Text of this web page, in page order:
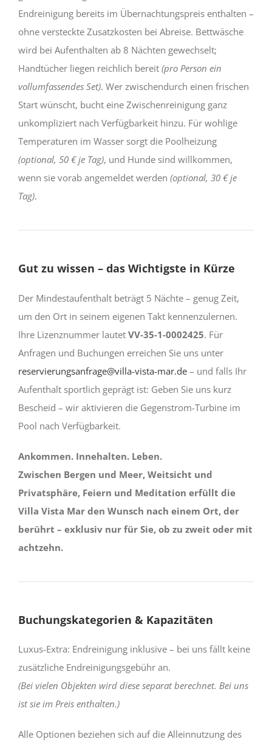
Endreinigung bereits im Übernachtungspreis enthalten –
ohne versteckte Zusatzkosten bei Abreise. Bettwäsche
wird bei Aufenthalten ab 8 Nächten gewechselt;
Handtücher liegen reichlich bereit (pro Person ein
vollumfassendes Set). Wer zwischendurch einen frischen
Start wünscht, bucht eine Zwischenreinigung ganz
unkompliziert nach Verfügbarkeit hinzu. Für wohlige
Temperaturen im Wasser sorgt die Poolheizung
(optional, 50 € je Tag), und Hunde sind willkommen,
wenn sie vorab angemeldet werden (optional, 30 € je
Tag).
Gut zu wissen – das Wichtigste in Kürze
Der Mindestaufenthalt beträgt 5 Nächte – genug Zeit,
um den Ort in seinem eigenen Takt kennenzulernen.
Ihre Lizenznummer lautet VV-35-1-0002425. Für
Anfragen und Buchungen erreichen Sie uns unter
reservierungsanfrage@villa-vista-mar.de – und falls Ihr
Aufenthalt sportlich geprägt ist: Geben Sie uns kurz
Bescheid – wir aktivieren die Gegenstrom-Turbine im
Pool nach Verfügbarkeit.
Ankommen. Innehalten. Leben.
Zwischen Bergen und Meer, Weitsicht und
Privatsphäre, Feiern und Meditation erfüllt die
Villa Vista Mar den Wunsch nach einem Ort, der
berührt – exklusiv nur für Sie, ob zu zweit oder mit
achtzehn.
Buchungskategorien & Kapazitäten
Luxus-Extra: Endreinigung inklusive – bei uns fällt keine
zusätzliche Endreinigungsgebühr an.
(Bei vielen Objekten wird diese separat berechnet. Bei uns
ist sie im Preis enthalten.)
Alle Optionen beziehen sich auf die Alleinnutzung des